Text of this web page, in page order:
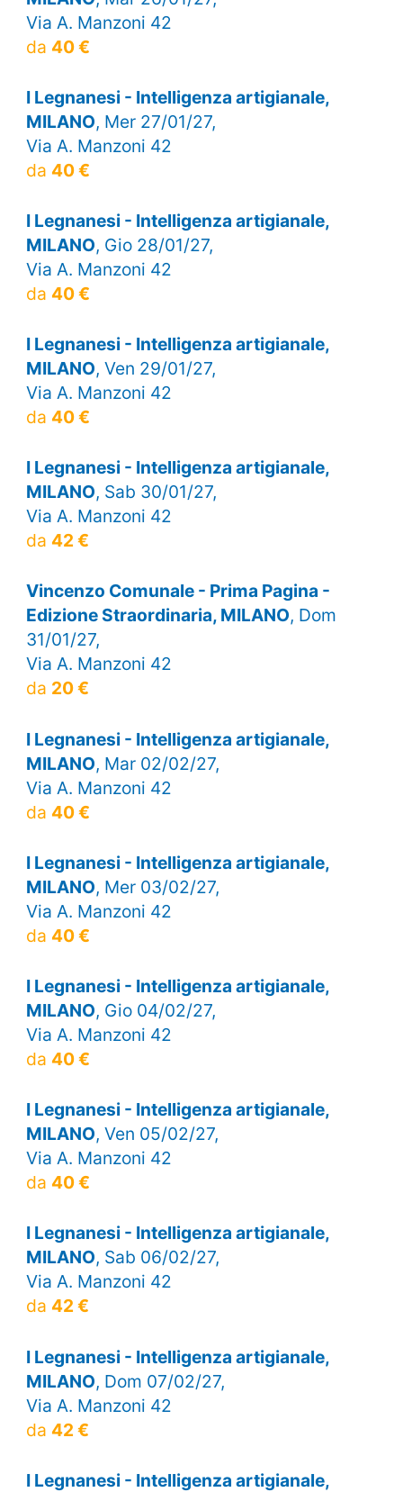
Via A. Manzoni 42
da 40 €
I Legnanesi - Intelligenza artigianale,
MILANO, Mer 27/01/27,
Via A. Manzoni 42
da 40 €
I Legnanesi - Intelligenza artigianale,
MILANO, Gio 28/01/27,
Via A. Manzoni 42
da 40 €
I Legnanesi - Intelligenza artigianale,
MILANO, Ven 29/01/27,
Via A. Manzoni 42
da 40 €
I Legnanesi - Intelligenza artigianale,
MILANO, Sab 30/01/27,
Via A. Manzoni 42
da 42 €
Vincenzo Comunale - Prima Pagina -
Edizione Straordinaria, MILANO, Dom
31/01/27,
Via A. Manzoni 42
da 20 €
I Legnanesi - Intelligenza artigianale,
MILANO, Mar 02/02/27,
Via A. Manzoni 42
da 40 €
I Legnanesi - Intelligenza artigianale,
MILANO, Mer 03/02/27,
Via A. Manzoni 42
da 40 €
I Legnanesi - Intelligenza artigianale,
MILANO, Gio 04/02/27,
Via A. Manzoni 42
da 40 €
I Legnanesi - Intelligenza artigianale,
MILANO, Ven 05/02/27,
Via A. Manzoni 42
da 40 €
I Legnanesi - Intelligenza artigianale,
MILANO, Sab 06/02/27,
Via A. Manzoni 42
da 42 €
I Legnanesi - Intelligenza artigianale,
MILANO, Dom 07/02/27,
Via A. Manzoni 42
da 42 €
I Legnanesi - Intelligenza artigianale,